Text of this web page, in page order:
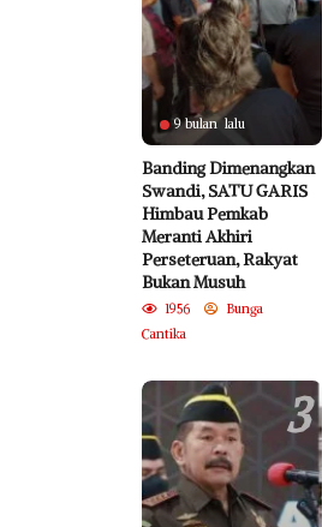
9 bulan lalu
Banding Dimenangkan
Swandi, SATU GARIS
Himbau Pemkab
Meranti Akhiri
Perseteruan, Rakyat
Bukan Musuh
1956
Bunga
Cantika
3